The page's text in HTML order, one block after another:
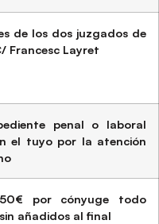
de los dos juzgados de
Francesc Layret
penal o laboral
el tuyo por la atención
por cónyuge todo
añadidos al final